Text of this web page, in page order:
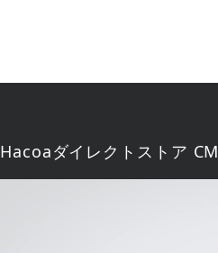
Hacoaダイレクトストア CM